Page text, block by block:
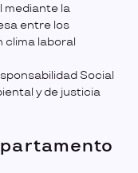
mediante la
entre los
clima laboral
Social
y de justicia